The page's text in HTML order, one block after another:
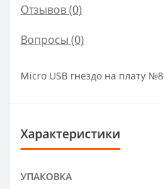
Отзывов (0)
Вопросы (0)
Micro USB гнездо на плату №8
Характеристики
УПАКОВКА